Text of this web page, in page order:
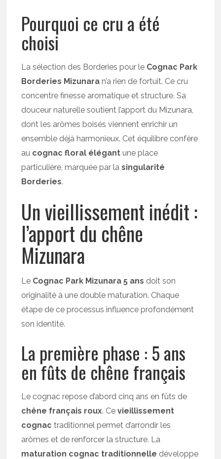
Pourquoi ce cru a été
choisi
La sélection des Borderies pour le Cognac Park
Borderies Mizunara n’a rien de fortuit. Ce cru
concentre finesse aromatique et structure. Sa
douceur naturelle soutient l’apport du Mizunara,
dont les arômes boisés viennent enrichir un
ensemble déjà harmonieux. Cet équilibre confère
au cognac floral élégant une place
particulière, marquée par lasingularité
Borderies.
Un vieillissement inédit :
l’apport du chêne
Mizunara
Le Cognac Park Mizunara 5 ans doit son
originalité à une double maturation. Chaque
étape de ce processus influence profondément
son identité.
La première phase : 5 ans
en fûts de chêne français
Le cognac repose d’abord cinq ans en fûts de
chêne français roux. Cevieillissement
cognac traditionnel permet d’arrondir les
arômes et de renforcer la structure. La
maturation cognac traditionnelle développe